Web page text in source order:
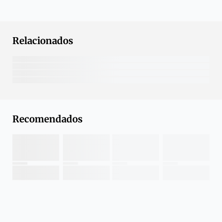
Relacionados
Recomendados